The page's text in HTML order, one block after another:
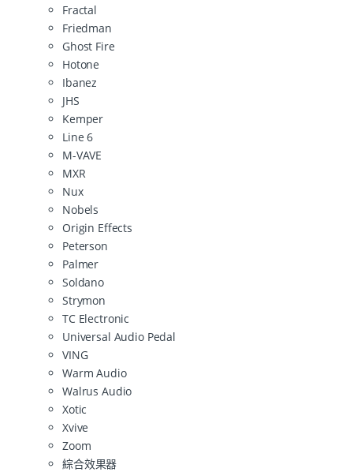
Fractal
Friedman
Ghost Fire
Hotone
Ibanez
JHS
Kemper
Line 6
M-VAVE
MXR
Nux
Nobels
Origin Effects
Peterson
Palmer
Soldano
Strymon
TC Electronic
Universal Audio Pedal
VING
Warm Audio
Walrus Audio
Xotic
Xvive
Zoom
綜合效果器